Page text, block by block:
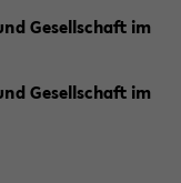
Gesellschaft im
Gesellschaft im